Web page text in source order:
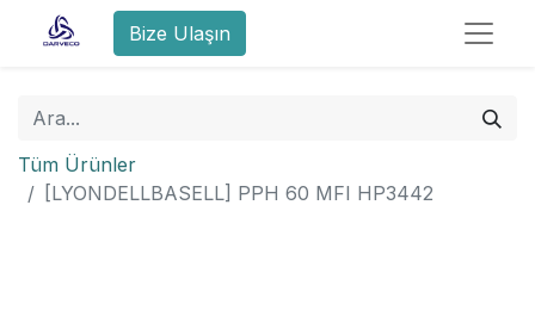
Bize Ulaşın
Tüm Ürünler
[LYONDELLBASELL] PPH 60 MFI HP3442